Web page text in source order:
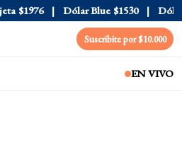
$1976 Dólar Blue $1530 Dólar
Suscribite por $10.000
EN VIVO